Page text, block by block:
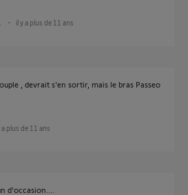
il y a plus de 11 ans
, devrait s'en sortir, mais le bras Passeo
a plus de 11 ans
d'occasion....